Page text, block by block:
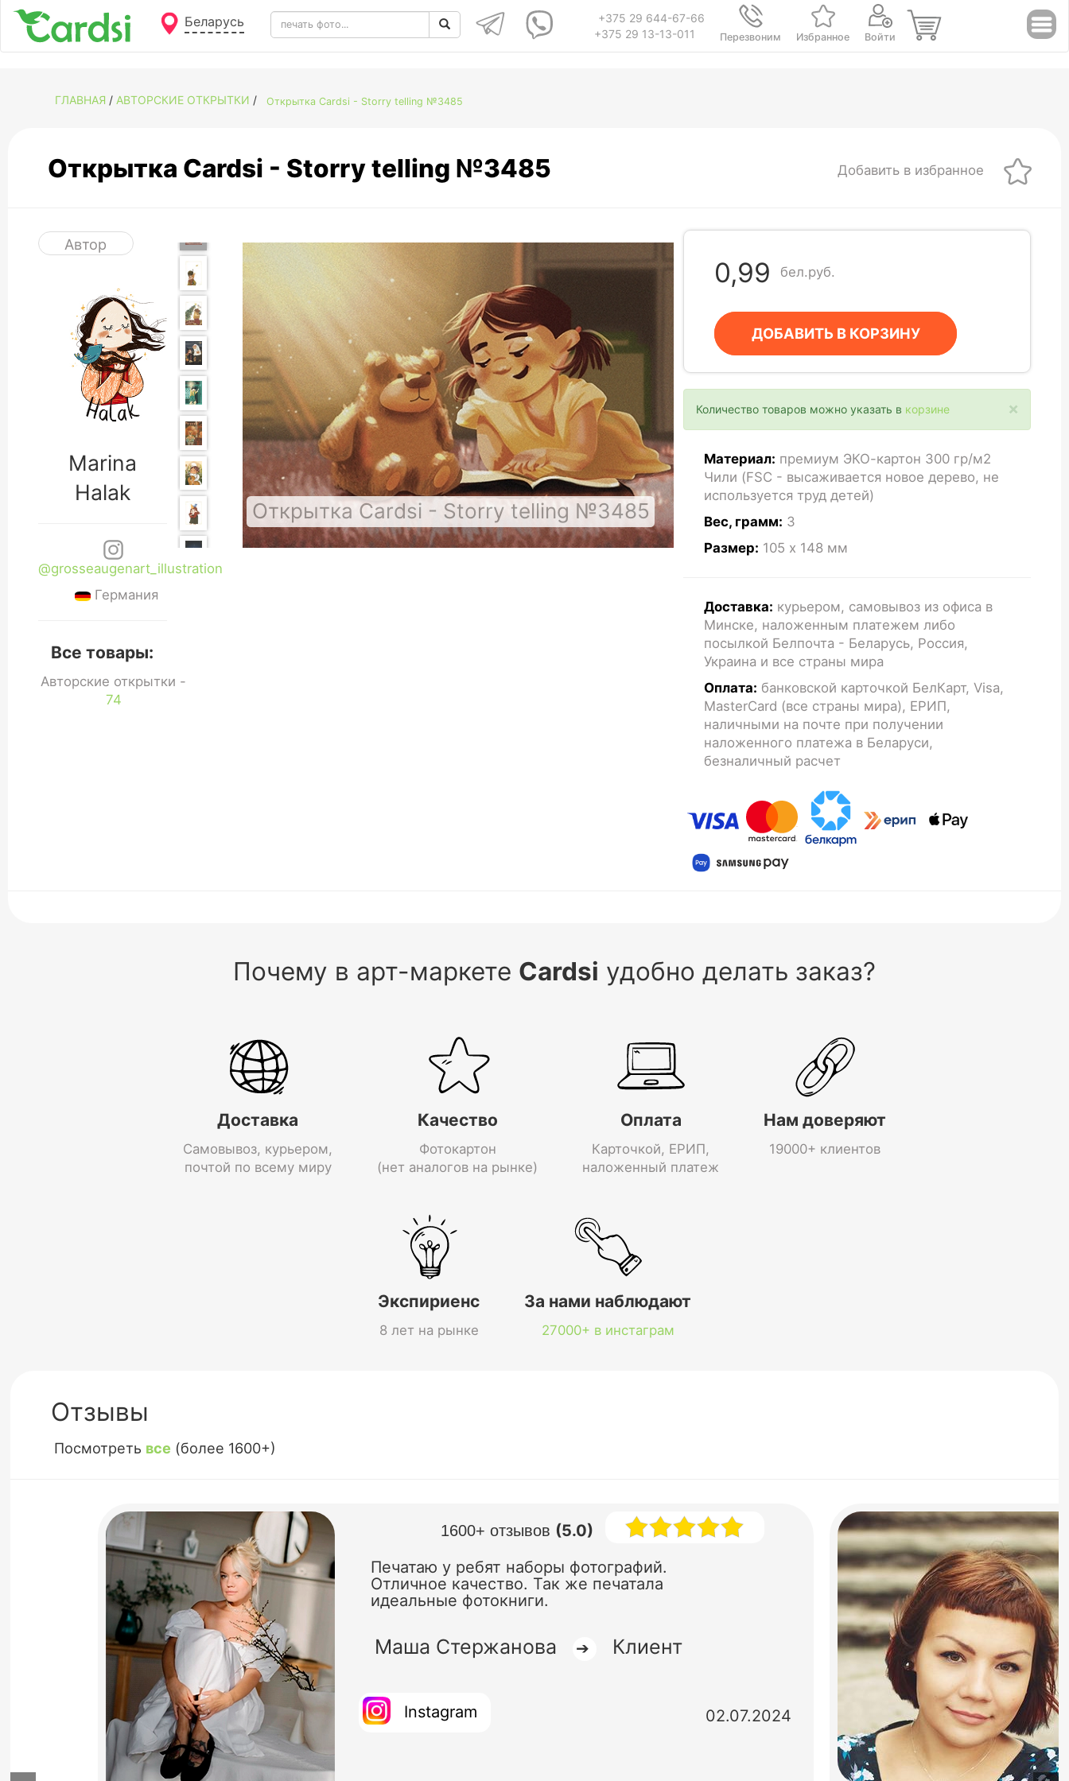
Беларусь
+375 29 644-67-66
+375 29 13-13-011
Перезвоним Избранное Войти
ГЛАВНАЯ / АВТОРСКИЕ ОТКРЫТКИ / Открытка Cardsi - Storry telling №3485
Открытка Cardsi - Storry telling №3485 Добавить в избранное
Автор
Marina
Halak
@grosseaugenart_illustration
Германия
Все товары:
Авторские открытки -
74
Открытка Cardsi - Storry telling №3485
0,99 бел.руб.
ДОБАВИТЬ В КОРЗИНУ
×
Количество товаров можно указать в корзине
Материал: премиум ЭКО-картон 300 гр/м2
Чили (FSC - высаживается новое дерево, не
используется труд детей)
Вес, грамм: 3
Размер: 105 x 148 мм
Доставка: курьером, самовывоз из офиса в
Минске, наложенным платежем либо
посылкой Белпочта - Беларусь, Россия,
Украина и все страны мира
Оплата: банковской карточкой БелКарт, Visa,
MasterCard (все страны мира), ЕРИП,
наличными на почте при получении
наложенного платежа в Беларуси,
безналичный расчет
Почему в арт-маркете Cardsi удобно делать заказ?
Доставка
Самовывоз, курьером,
почтой по всему миру
Качество
Фотокартон
(нет аналогов на рынке)
Оплата
Карточкой, ЕРИП,
наложенный платеж
Нам доверяют
19000+ клиентов
Экспириенс
8 лет на рынке
За нами наблюдают
27000+ в инстаграм
Отзывы
Посмотреть все (более 1600+)
1600+ отзывов (5.0)
Печатаю у ребят наборы фотографий.
Отличное качество. Так же печатала
идеальные фотокниги.
Маша Стержанова ➔ Клиент
Instagram 02.07.2024